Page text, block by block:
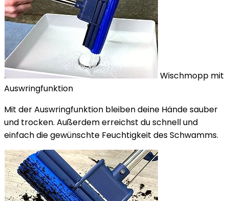
Wischmopp mit
Auswringfunktion
Mit der Auswringfunktion bleiben deine Hände sauber
und trocken. Außerdem erreichst du schnell und
einfach die gewünschte Feuchtigkeit des Schwamms.